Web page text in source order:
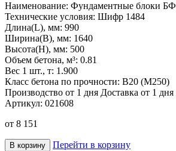
Наименование: Фундаментные блоки БФ
Технические условия: Шифр 1484
Длина(L), мм: 990
Ширина(B), мм: 1640
Высота(H), мм: 500
Объем бетона, м³: 0.81
Вес 1 шт., т: 1.900
Класс бетона по прочности: B20 (M250)
Производство от 1 дня Доставка от 1 дня
Артикул: 021608
от 8 151
В корзину Перейти в корзину